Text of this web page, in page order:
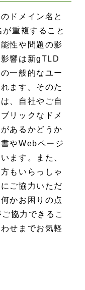
ドメイン名と
重複すること
性や問題の影
響は新gTLD
一般的なユー
ます。そのた
、自社やご自
リックなドメ
あるかどうか
やWebページ
ます。また、
もいらっしゃ
ご協力いただ
かお困りの点
協力できるこ
せまでお気軽